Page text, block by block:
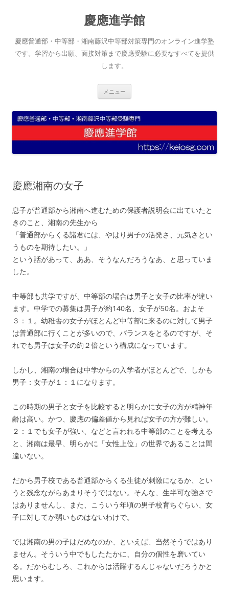
へ
ス
キ
慶應進学館
慶應普通部・中等部・湘南藤沢中等部対策専門のオンライン進学塾
です。学習から出願、面接対策まで慶應受験に必要なすべてを提供
します。
メニュー
慶應湘南の女子
息子が普通部から湘南へ進むための保護者説明会に出ていたと
きのこと、湘南の先生から
「普通部からくる諸君には、やはり男子の活発さ、元気さとい
うものを期待したい。」
という話があって、ああ、そうなんだろうなあ、と思っていま
した。
中等部も共学ですが、中等部の場合は男子と女子の比率が違い
ます。中学での募集は男子が約140名、女子が50名。およそ
３：１。幼稚舎の女子がほとんど中等部に来るのに対して男子
は普通部に行くことが多いので、バランスをとるのですが、そ
れでも男子は女子の約２倍という構成になっています。
しかし、湘南の場合は中学からの入学者がほとんどで、しかも
男子：女子が１：１になります。
この時期の男子と女子を比較すると明らかに女子の方が精神年
齢は高い。かつ、慶應の偏差値から見れば女子の方が難しい。
２：１でも女子が強い、などと言われる中等部のことを考える
と、湘南は最早、明らかに「女性上位」の世界であることは間
違いない。
だから男子校である普通部からくる生徒が刺激になるか、とい
うと残念ながらあまりそうではない。そんな、生半可な強さで
はありませんし、また、こういう年頃の男子校育ちぐらい、女
子に対してか弱いものはないわけで。
では湘南の男の子はだめなのか、といえば、当然そうではあり
ません。そういう中でもしたたかに、自分の個性を磨いてい
る。だからむしろ、これからは活躍するんじゃないだろうかと
思います。